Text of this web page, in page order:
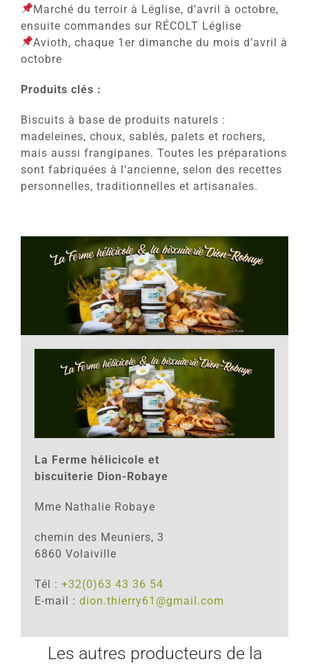
Marché du terroir à Léglise, d’avril à octobre,
ensuite commandes sur RÉCOLT Léglise
Avioth, chaque 1er dimanche du mois d’avril à
octobre
Produits clés :
Biscuits à base de produits naturels :
madeleines, choux, sablés, palets et rochers,
mais aussi frangipanes. Toutes les préparations
sont fabriquées à l’ancienne, selon des recettes
personnelles, traditionnelles et artisanales.
La Ferme hélicicole et
biscuiterie Dion-Robaye
Mme Nathalie Robaye
chemin des Meuniers, 3
6860 Volaiville
Tél : +32(0)63 43 36 54
E-mail : dion.thierry61@gmail.com
Les autres producteurs de la